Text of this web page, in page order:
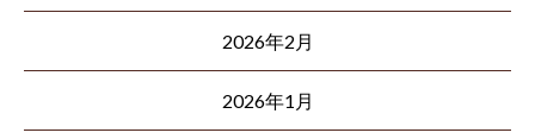
2026年2月
2026年1月